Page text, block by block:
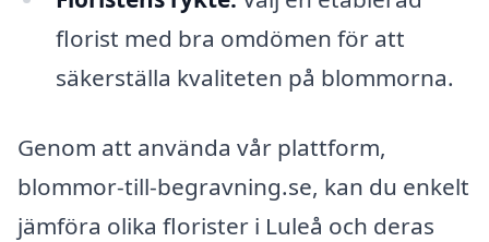
florist med bra omdömen för att
säkerställa kvaliteten på blommorna.
Genom att använda vår plattform,
blommor-till-begravning.se, kan du enkelt
jämföra olika florister i Luleå och deras